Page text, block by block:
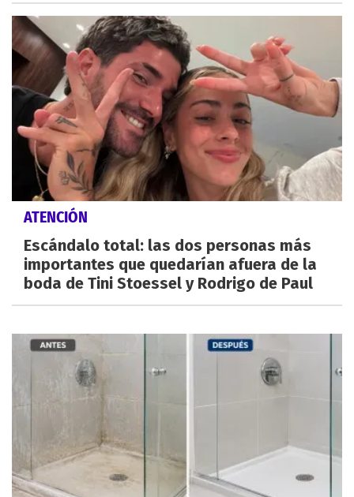
ATENCIÓN
Escándalo total: las dos personas más
importantes que quedarían afuera de la
boda de Tini Stoessel y Rodrigo de Paul